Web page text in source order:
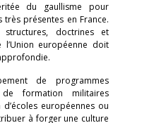
du gaullisme pour
très présentes en France.
doctrines et
européenne doit
de programmes
de formation militaires
européennes ou
à forger une culture